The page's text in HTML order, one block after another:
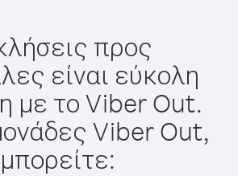
προς
είναι εύκολη
με το Viber Out.
Viber Out,
μπορείτε: